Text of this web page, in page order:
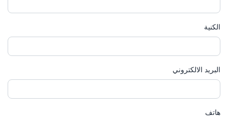
الكنية
البريد الالكتروني
هاتف